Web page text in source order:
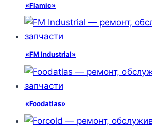
«Flamic»
«FM Industrial»
«Foodatlas»